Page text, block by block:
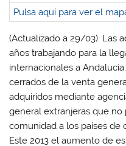
Pulsa aquí para ver el
(Actualizado a 29/03). Las
años trabajando para la
internacionales a
cerrados de la venta
adquiridos mediante
general extranjeras que
comunidad a los países de
Este 2013 el aumento de